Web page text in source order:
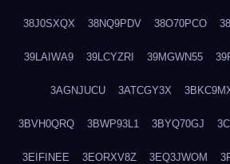
38J0SXQX 38NQ9PDV 38O70PCO
39LAIWA9 39LCYZRI 39MGWN55
3AGNJUCU 3ATCGY3X
3BVH0QRQ 3BWP93L1 3BYQ70GJ
3EIFINEE 3EORXV8Z 3EQ3JWOM